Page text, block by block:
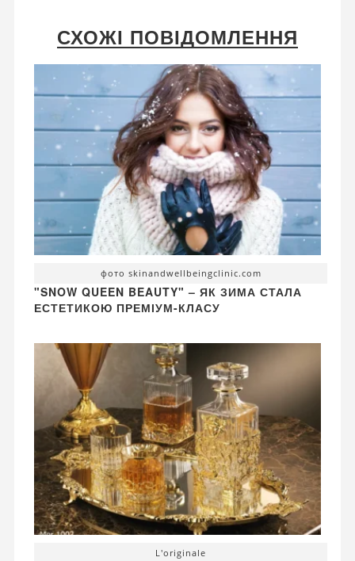
СХОЖІ ПОВІДОМЛЕННЯ
фото skinandwellbeingclinic.com
"SNOW QUEEN BEAUTY" – ЯК ЗИМА СТАЛА
ЕСТЕТИКОЮ ПРЕМІУМ-КЛАСУ
L'originale